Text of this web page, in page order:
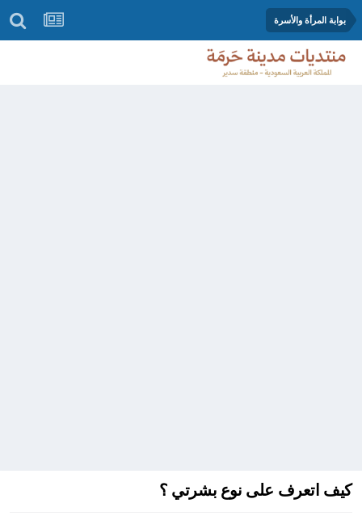
بوابة المرأة والأسرة
كيف اتعرف على نوع بشرتي ؟